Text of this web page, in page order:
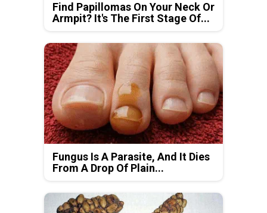
Find Papillomas On Your Neck Or
Armpit? It's The First Stage Of...
Fungus Is A Parasite, And It Dies
From A Drop Of Plain...